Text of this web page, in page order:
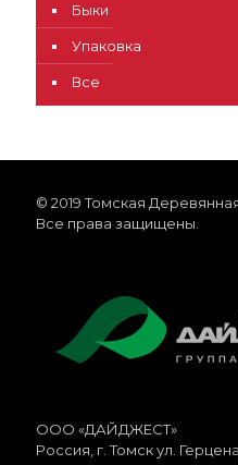
Быки
Упаковка
Все
© 2019 Томская
Все права защищены.
ООО «ДАЙДЖЕСТ»
Россия , г.Томскул.